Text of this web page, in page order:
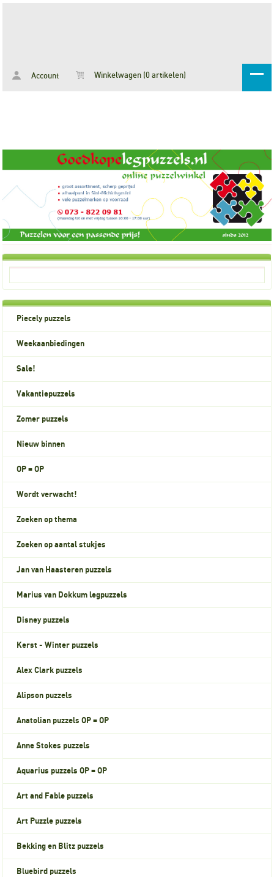
Account Winkelwagen (0 artikelen)
Piecely puzzels
Weekaanbiedingen
Sale!
Vakantiepuzzels
Zomer puzzels
Nieuw binnen
OP = OP
Wordt verwacht!
Zoeken op thema
Zoeken op aantal stukjes
Jan van Haasteren puzzels
Marius van Dokkum legpuzzels
Disney puzzels
Kerst - Winter puzzels
Alex Clark puzzels
Alipson puzzels
Anatolian puzzels OP = OP
Anne Stokes puzzels
Aquarius puzzels OP = OP
Art and Fable puzzels
Art Puzzle puzzels
Bekking en Blitz puzzels
Bluebird puzzels